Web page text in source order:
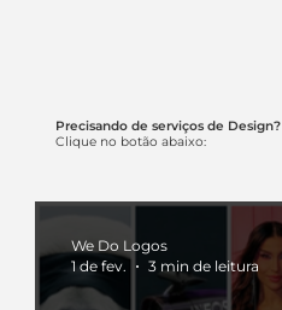
Precisando de serviços de Design?
Clique no botão abaixo:
We Do Logos
1 de fev.
3 min de leitura